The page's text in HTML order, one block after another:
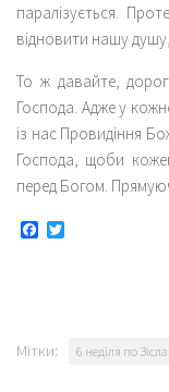
паралізується.
відновити нашу
То ж давайте,
Господа. Адже у
із нас Провидіння
Господа, щоби
перед Богом.
Facebook
Мітки: 6 неділя по